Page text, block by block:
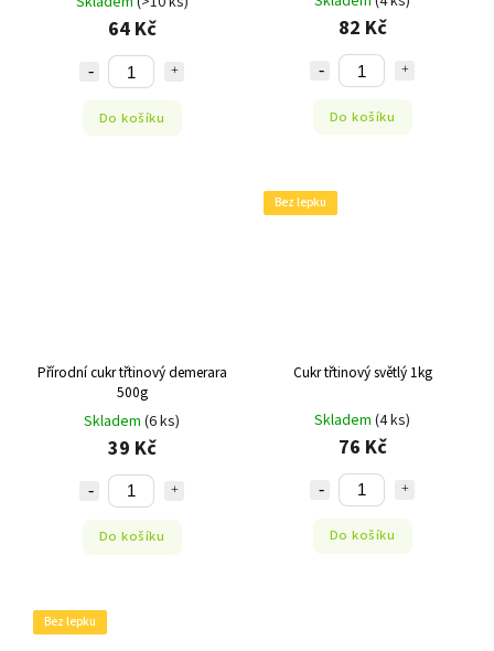
64 Kč
Do košíku
82 Kč
Do košíku
Přírodní cukr třtinový demerara
500g
Skladem (6 ks)
39 Kč
Do košíku
Bez lepku
Cukr třtinový světlý 1kg
Skladem (4 ks)
76 Kč
Do košíku
Bez lepku